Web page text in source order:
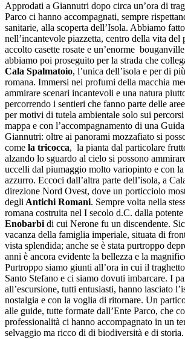
Approdati a Giannutri dopo circa un’ora di
Parco ci hanno accompagnati, sempre
sanitarie, alla scoperta dell’Isola. Abbiamo
nell’incantevole piazzetta, centro della vita del
accolto casette rosate e un’enorme
abbiamo poi proseguito per la strada che
Cala Spalmatoio, l’unica dell’isola e per di
romana. Immersi nei profumi della macchia
ammirare scenari incantevoli e una natura
percorrendo i sentieri che fanno parte delle
per motivi di tutela ambientale solo sui
mappa e con l’accompagnamento di una
Giannutri: oltre ai panorami mozzafiato si
come la tricocca, la pianta dal particolare
alzando lo sguardo al cielo si possono
uccelli dal piumaggio molto variopinto e con
azzurro. Eccoci dall’altra parte dell’isola, a
direzione Nord Ovest, dove un porticciolo
degli Antichi Romani. Sempre volta nella
romana costruita nel I secolo d.C. dalla
Enobarbi di cui Nerone fu un discendente.
vacanza della famiglia imperiale, situata di
vista splendida; anche se è stata purtroppo
anni è ancora evidente la bellezza e la
Purtroppo siamo giunti all’ora in cui il
Santo Stefano e ci siamo dovuti imbarcare. I
all’escursione, tutti entusiasti, hanno lasciato
nostalgia e con la voglia di ritornare. Un
alle guide, tutte formate dall’Ente Parco, che
professionalità ci hanno accompagnato in un
selvaggio ma ricco di di biodiversità e di storia.